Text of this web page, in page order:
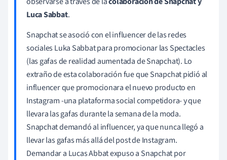
Luca Sabbat.
Snapchat se asoció con el influencer de las redes
sociales Luka Sabbat para promocionar las Spectacles
(las gafas de realidad aumentada de Snapchat). Lo
extraño de esta colaboración fue que Snapchat pidió al
influencer que promocionara el nuevo producto en
Instagram -una plataforma social competidora- y que
llevara las gafas durante la semana de la moda.
Snapchat demandó al influencer, ya que nunca llegó a
llevar las gafas más allá del post de Instagram.
Demandar a Lucas Abbat expuso a Snapchat por